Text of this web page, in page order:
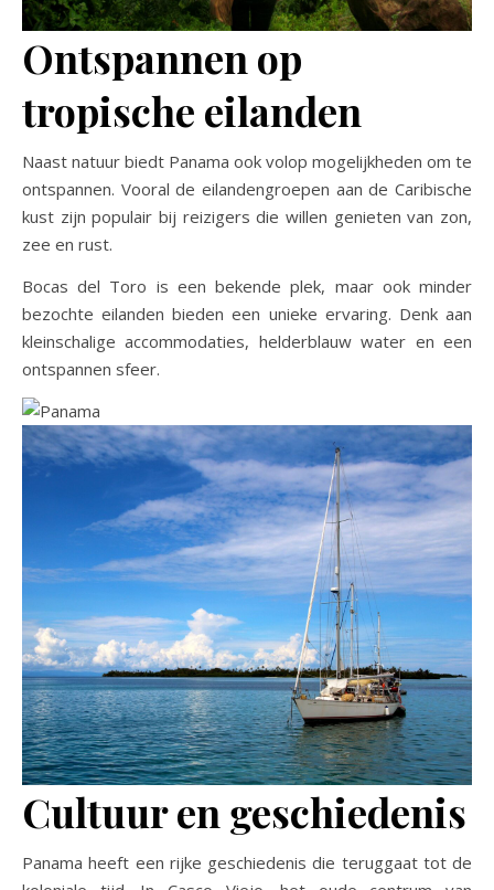
Ontspannen op
tropische eilanden
Naast natuur biedt Panama ook volop mogelijkheden om te
ontspannen. Vooral de eilandengroepen aan de Caribische
kust zijn populair bij reizigers die willen genieten van zon,
zee en rust.
Bocas del Toro is een bekende plek, maar ook minder
bezochte eilanden bieden een unieke ervaring. Denk aan
kleinschalige accommodaties, helderblauw water en een
ontspannen sfeer.
Cultuur en geschiedenis
Panama heeft een rijke geschiedenis die teruggaat tot de